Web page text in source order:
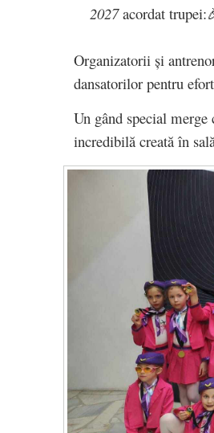
2027acordat trupei:
Organizatorii și
dansatorilor pentru
Un gând special merge
incredibilă creată în